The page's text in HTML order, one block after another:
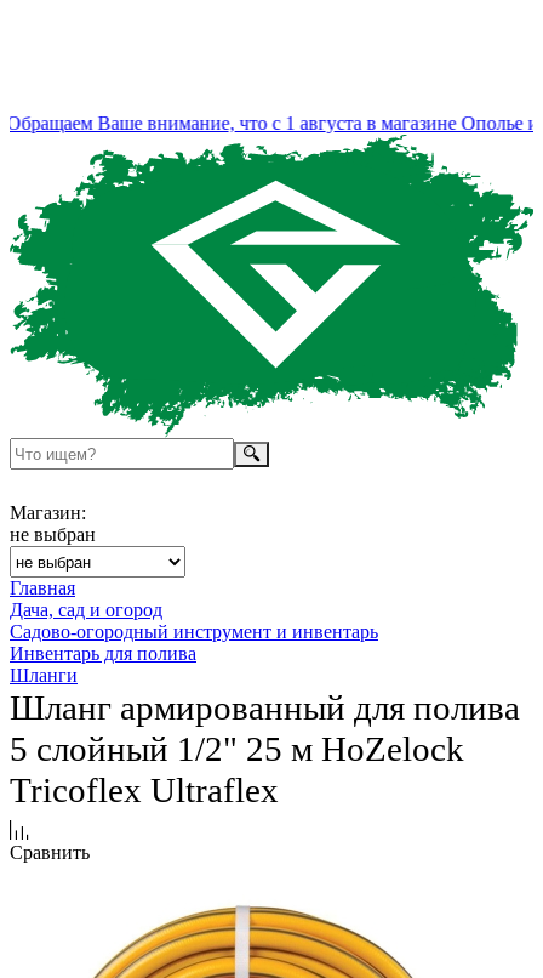
Ваше внимание, что с 1 августа в магазине Ополье
Магазин:
не выбран
Главная
Дача, сад и огород
Садово-огородный инструмент и инвентарь
Инвентарь для полива
Шланги
Шланг армированный для полива
5 слойный 1/2" 25 м HoZelock
Tricoflex Ultraflex
Сравнить